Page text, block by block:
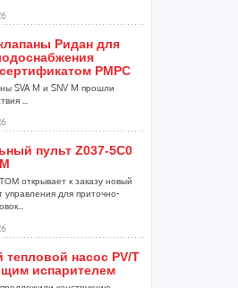
Ридан для
РМРС
SVA M и SNV M прошли
...
пульт Z037-5C0
открывает к заказу новый
управления для приточно-
насос PV/T
испарителем